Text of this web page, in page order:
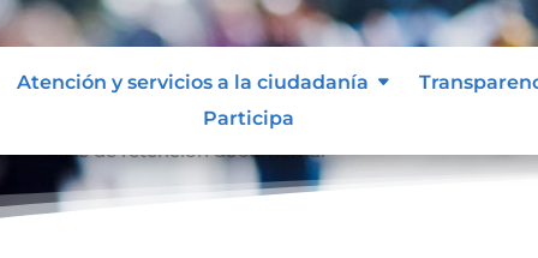
Atención y servicios a la ciudadanía
Participa